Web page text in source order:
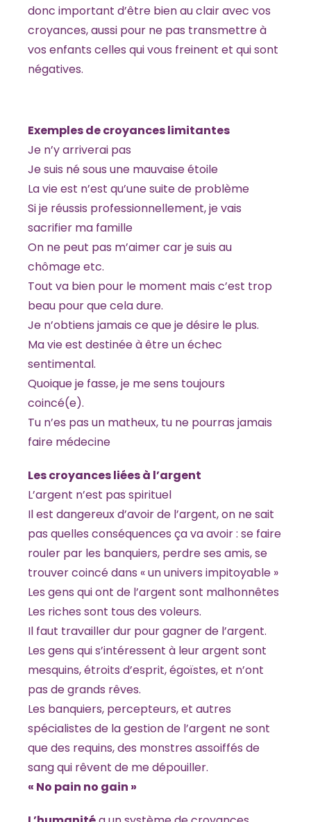
donc important d’être bien au clair avec vos
croyances, aussi pour ne pas transmettre à
vos enfants celles qui vous freinent et qui sont
négatives.
Exemples de croyances limitantes
Je n’y arriverai pas
Je suis né sous une mauvaise étoile
La vie est n’est qu’une suite de problème
Si je réussis professionnellement, je vais
sacrifier ma famille
On ne peut pas m’aimer car je suis au
chômage etc.
Tout va bien pour le moment mais c’est trop
beau pour que cela dure.
Je n’obtiens jamais ce que je désire le plus.
Ma vie est destinée à être un échec
sentimental.
Quoique je fasse, je me sens toujours
coincé(e).
Tu n’es pas un matheux, tu ne pourras jamais
faire médecine
Les croyances liées à l’argent
L’argent n’est pas spirituel
Il est dangereux d’avoir de l’argent, on ne sait
pas quelles conséquences ça va avoir : se faire
rouler par les banquiers, perdre ses amis, se
trouver coincé dans « un univers impitoyable »
Les gens qui ont de l’argent sont malhonnêtes
Les riches sont tous des voleurs.
Il faut travailler dur pour gagner de l’argent.
Les gens qui s’intéressent à leur argent sont
mesquins, étroits d’esprit, égoïstes, et n’ont
pas de grands rêves.
Les banquiers, percepteurs, et autres
spécialistes de la gestion de l’argent ne sont
que des requins, des monstres assoiffés de
sang qui rêvent de me dépouiller.
« No pain no gain »